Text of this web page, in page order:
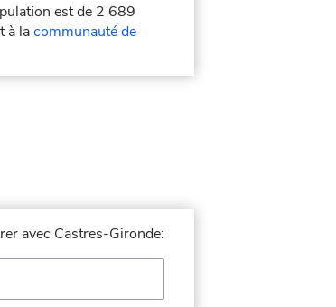
est de 2 689
à lacommunauté de
avec Castres-Gironde: